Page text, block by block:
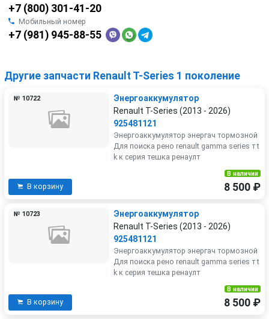
+7 (800) 301-41-20
Мобильный номер
+7 (981) 945-88-55
Другие запчасти Renault T-Series 1 поколение
№ 10722
Энергоаккумулятор
Renault T-Series (2013 - 2026)
925481121
Энергоаккумулятор энергач тормозной
Для поиска рено renault gamma series т t
k к серия тешка ренаулт
В корзину
В наличии
8 500 ₽
№ 10723
Энергоаккумулятор
Renault T-Series (2013 - 2026)
925481121
Энергоаккумулятор энергач тормозной
Для поиска рено renault gamma series т t
k к серия тешка ренаулт
В корзину
В наличии
8 500 ₽